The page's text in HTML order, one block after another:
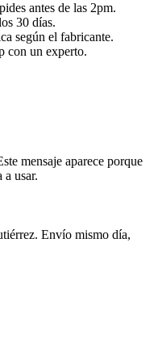
antes de las 2pm.
30 días.
según el fabricante.
con un experto.
mensaje aparece porque
usar.
Envío mismo día,